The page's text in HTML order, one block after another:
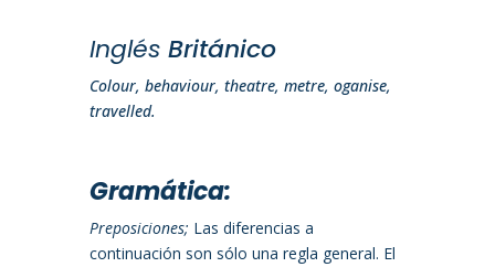
Inglés Británico
Colour, behaviour, theatre, metre, oganise,
travelled.
Gramática:
Preposiciones; Las diferencias a
continuación son sólo una regla general. El